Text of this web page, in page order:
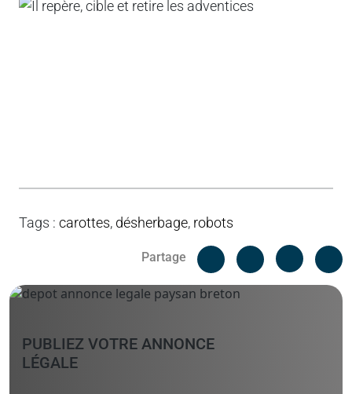
Tags : carottes, désherbage, robots
Partage
Facebook
Linked
PUBLIEZ VOTRE ANNONCE
LÉGALE